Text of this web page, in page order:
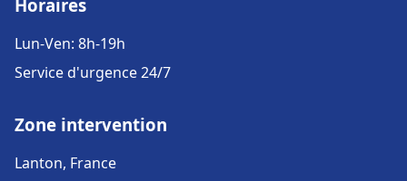
Horaires
Lun-Ven: 8h-19h
Service d'urgence 24/7
Zone intervention
Lanton, France